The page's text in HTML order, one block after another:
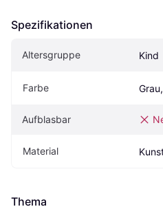
Spezifikationen
Altersgruppe Kind
Farbe
Aufblasbar
Material
Thema